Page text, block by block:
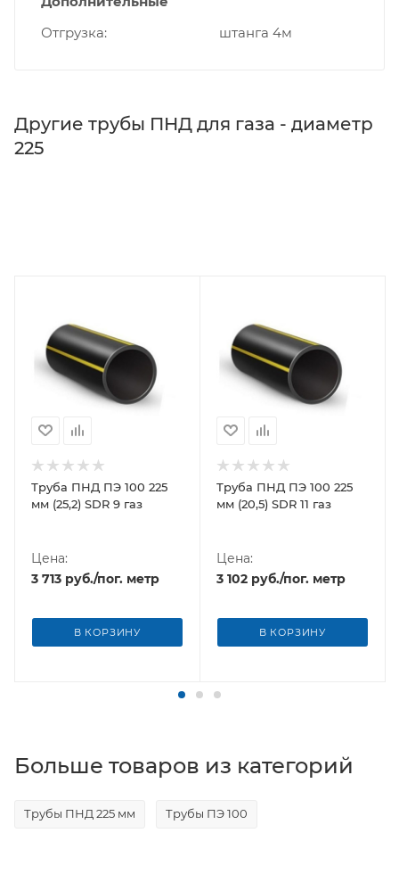
Отгрузка
штанга 4м
Другие трубы ПНД для газа - диаметр
225
Труба ПНД ПЭ 100 225
мм (25,2) SDR 9 газ
Цена:
3 713 руб./пог. метр
В КОРЗИНУ
Труба ПНД ПЭ 100 225
мм (20,5) SDR 11 газ
Цена:
3 102 руб./пог. метр
В КОРЗИНУ
Больше товаров из категорий
Трубы ПНД 225 мм Трубы ПЭ 100